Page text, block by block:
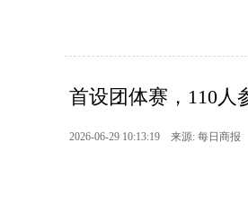
首设团体赛，110人
2026-06-29 10:13:19 来源: 每日商报